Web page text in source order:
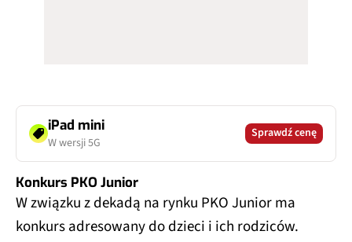
iPad mini
W wersji 5G
Sprawdź cenę
Konkurs PKO Junior
W związku z dekadą na rynku PKO Junior ma
konkurs adresowany do dzieci i ich rodziców.